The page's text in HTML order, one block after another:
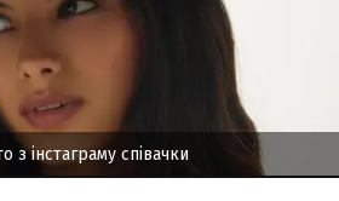
з інстаграму співачки